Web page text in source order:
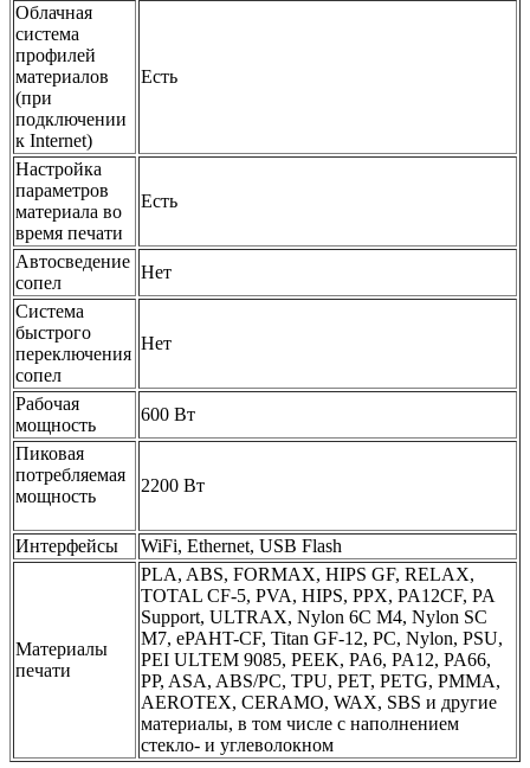
Облачная
система
профилей
материалов
(при
подключении
к Internet)
Есть
Настройка
параметров
материала во
время печати
Есть
Автосведение
сопел
Нет
Система
быстрого
переключения
сопел
Нет
Рабочая
мощность
600 Вт
Пиковая
потребляемая
мощность
2200 Вт
Интерфейсы WiFi, Ethernet, USB Flash
Материалы
печати
PLA, ABS, FORMAX, HIPS GF, RELAX,
TOTAL CF-5, PVA, HIPS, PPX, PA12CF, PA
Support, ULTRAX, Nylon 6C M4, Nylon SC
M7, ePAHT-CF, Titan GF-12, PC, Nylon, PSU,
PEI ULTEM 9085, PEEK, PA6, PA12, PA66,
PP, ASA, ABS/PC, TPU, PET, PETG, PMMA,
AEROTEX, CERAMO, WAX, SBS и другие
материалы, в том числе с наполнением
стекло- и углеволокном